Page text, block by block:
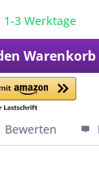
3 Werktage
Warenkorb
Bewerten